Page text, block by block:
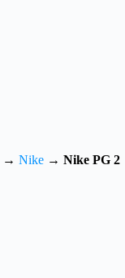
→ Nike → Nike PG 2